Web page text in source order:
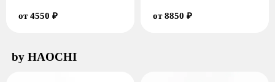
от 4550 ₽ от 8850 ₽
by HAOCHI